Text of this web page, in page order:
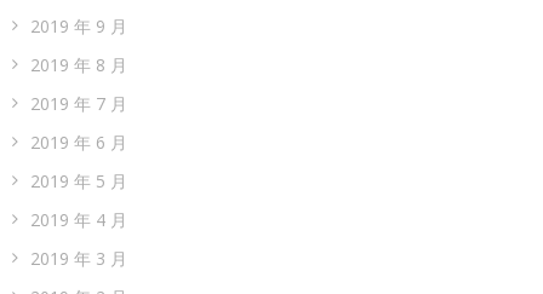
2019 年 9 月
2019 年 8 月
2019 年 7 月
2019 年 6 月
2019 年 5 月
2019 年 4 月
2019 年 3 月